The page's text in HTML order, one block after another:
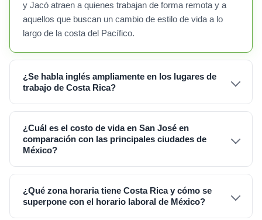
y Jacó atraen a quienes trabajan de forma remota y a
aquellos que buscan un cambio de estilo de vida a lo
largo de la costa del Pacífico.
¿Se habla inglés ampliamente en los lugares de
trabajo de Costa Rica?
¿Cuál es el costo de vida en San José en
comparación con las principales ciudades de
México?
¿Qué zona horaria tiene Costa Rica y cómo se
superpone con el horario laboral de México?